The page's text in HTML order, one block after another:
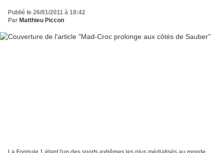
Publié le 26/01/2011 à 18:42
Par Matthieu Piccon